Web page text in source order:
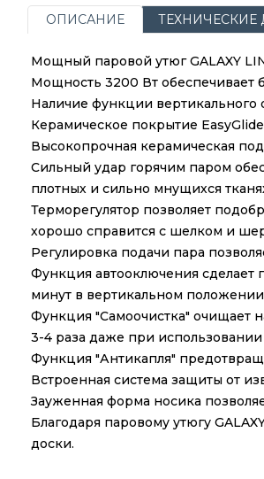
ОПИСАНИЕ
Мощный паровой утюг GALAXY
Мощность 3200 Вт обеспечивает
Наличие функции вертикального
Керамическое покрытие
Высокопрочная керамическая
Сильный удар горячим паром
плотных и сильно мнущихся
Терморегулятор позволяет
хорошо справится с шелком и
Регулировка подачи пара
Функция автооключения сделает
минут в вертикальном
Функция "Самоочистка" очищает
3-4 раза даже при
Функция "Антикапля"
Встроенная система защиты от
Зауженная форма носика
Благодаря паровому утюгу
доски.